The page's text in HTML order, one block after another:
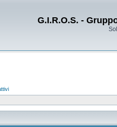
G.I.R.O.S. -